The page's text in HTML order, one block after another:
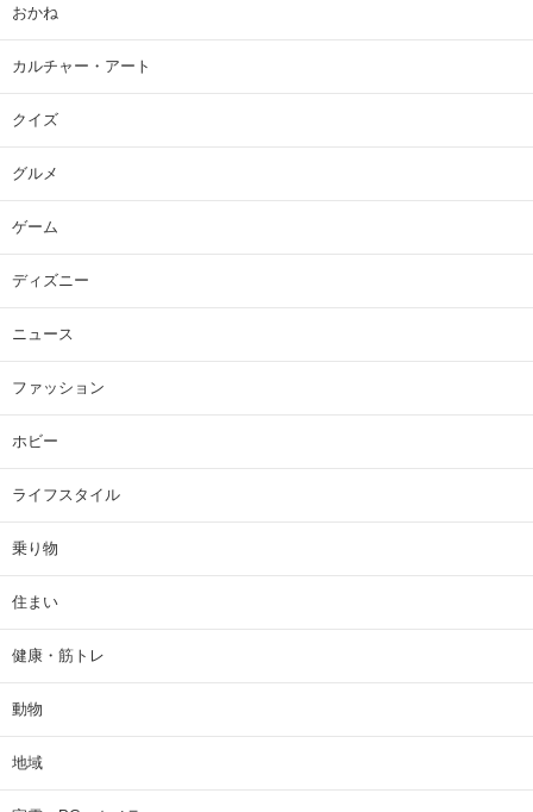
おかね
カルチャー・アート
クイズ
グルメ
ゲーム
ディズニー
ニュース
ファッション
ホビー
ライフスタイル
乗り物
住まい
健康・筋トレ
動物
地域